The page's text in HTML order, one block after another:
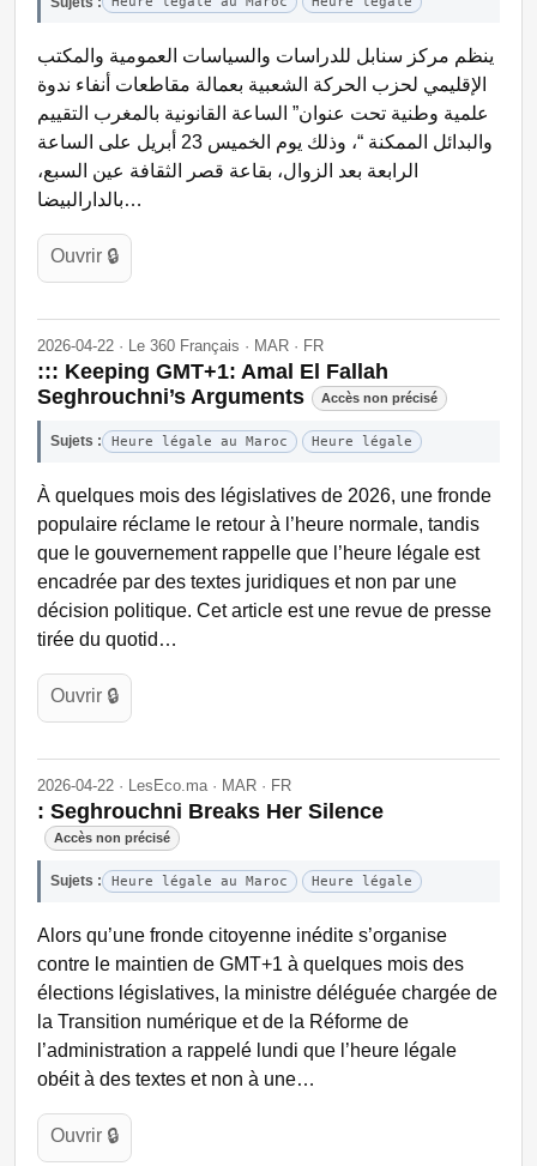
ينظم مركز سنابل للدراسات والسياسات العمومية والمكتب
الإقليمي لحزب الحركة الشعبية بعمالة مقاطعات أنفاء ندوة
علمية وطنية تحت عنوان” الساعة القانونية بالمغرب التقييم
والبدائل الممكنة “، وذلك يوم الخميس 23 أبريل على الساعة
الرابعة بعد الزوال، بقاعة قصر الثقافة عين السبع،
بالدارالبيضا…
Ouvrir 🔒
2026-04-22 · Le 360 Français · MAR · FR
::: Keeping GMT+1: Amal El Fallah
Seghrouchni’s Arguments
Accès non précisé
Sujets : Heure légale au Maroc Heure légale
À quelques mois des législatives de 2026, une fronde
populaire réclame le retour à l’heure normale, tandis
que le gouvernement rappelle que l’heure légale est
encadrée par des textes juridiques et non par une
décision politique. Cet article est une revue de presse
tirée du quotid…
Ouvrir 🔒
2026-04-22 · LesEco.ma · MAR · FR
: Seghrouchni Breaks Her Silence
Accès non précisé
Sujets : Heure légale au Maroc Heure légale
Alors qu’une fronde citoyenne inédite s’organise
contre le maintien de GMT+1 à quelques mois des
élections législatives, la ministre déléguée chargée de
la Transition numérique et de la Réforme de
l’administration a rappelé lundi que l’heure légale
obéit à des textes et non à une…
Ouvrir 🔒